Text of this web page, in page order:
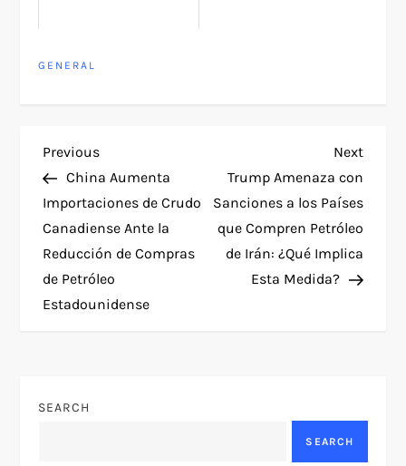
GENERAL
P
o
s
t
v
Previous
Post
Previous
China Aumenta
Importaciones de Crudo
Canadiense Ante la
Reducción de Compras
de Petróleo
Estadounidense
Next
Post
Next
Trump Amenaza con
Sanciones a los Países
que Compren Petróleo
de Irán: ¿Qué Implica
Esta Medida?
SEARCH
SEARCH